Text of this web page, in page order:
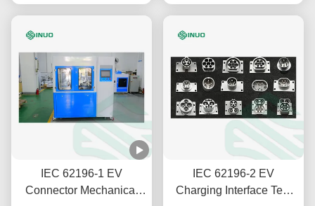
IEC 62196-1 EV
Connector Mechanical
IEC 62196-2 EV
Charging Interface Test